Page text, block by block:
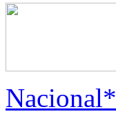
Nacional*